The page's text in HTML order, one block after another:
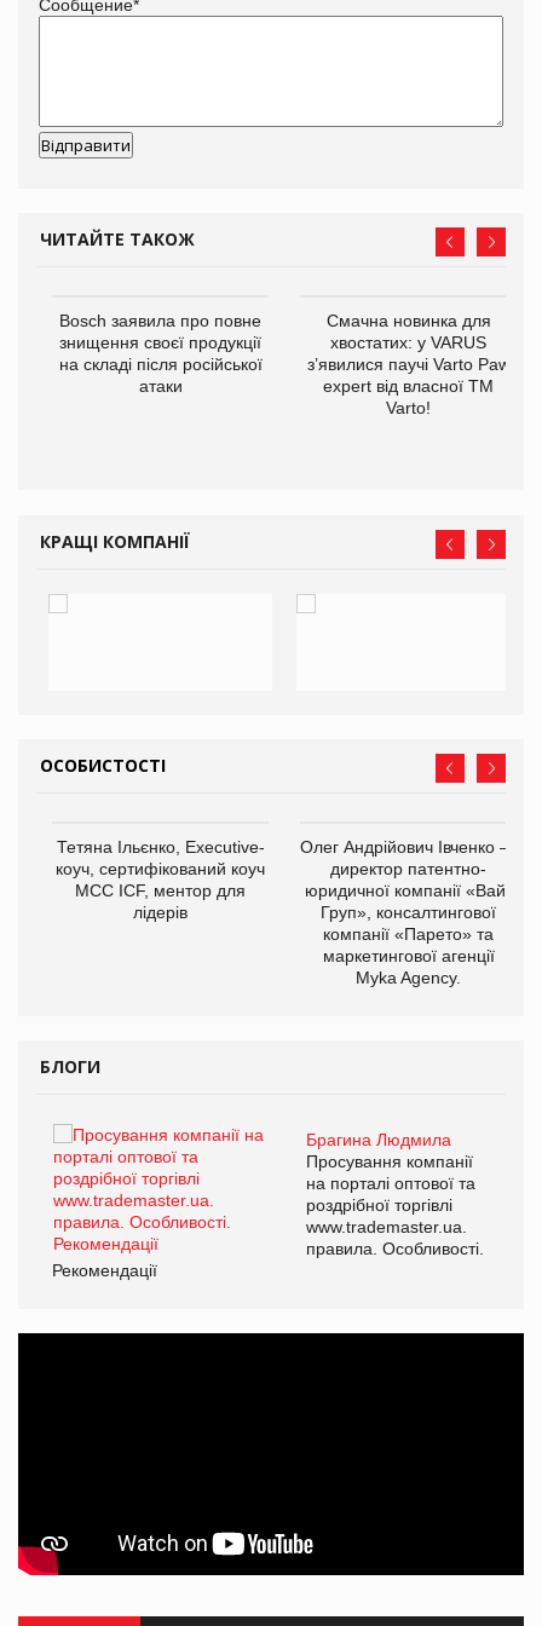
Сообщение*
ЧИТАЙТЕ ТАКОЖ
Bosch заявила про повне
знищення своєї продукції
на складі після російської
атаки
Смачна новинка для
хвостатих: у VARUS
з’явилися паучі Varto Paw
expert від власної ТМ
Varto!
КРАЩІ КОМПАНІЇ
ОСОБИСТОСТІ
Тетяна Ільєнко, Executive-
коуч, сертифікований коуч
МСС ICF, ментор для
лідерів
Олег Андрійович Івченко —
директор патентно-
юридичної компанії «Вайз
Груп», консалтингової
компанії «Парето» та
маркетингової агенції
Myka Agency.
БЛОГИ
Брагина Людмила
Просування компанії
на порталі оптової та
роздрібної торгівлі
www.trademaster.ua.
правила. Особливості.
Рекомендації